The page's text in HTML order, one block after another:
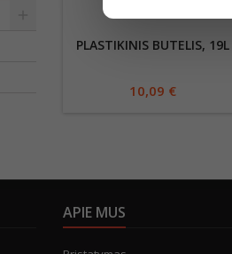
PLASTIKINIS BUTELIS, 19L
10,09 €
APIE MUS